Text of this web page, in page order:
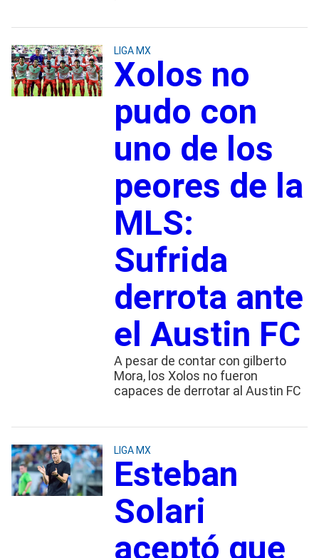
LIGA MX
Xolos no
pudo con
uno de los
peores de la
MLS:
Sufrida
derrota ante
el Austin FC
A pesar de contar con gilberto
Mora, los Xolos no fueron
capaces de derrotar al Austin FC
LIGA MX
Esteban
Solari
aceptó que